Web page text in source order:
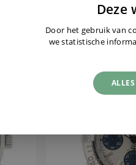
€
Deze
Door het gebruik van
we statistische